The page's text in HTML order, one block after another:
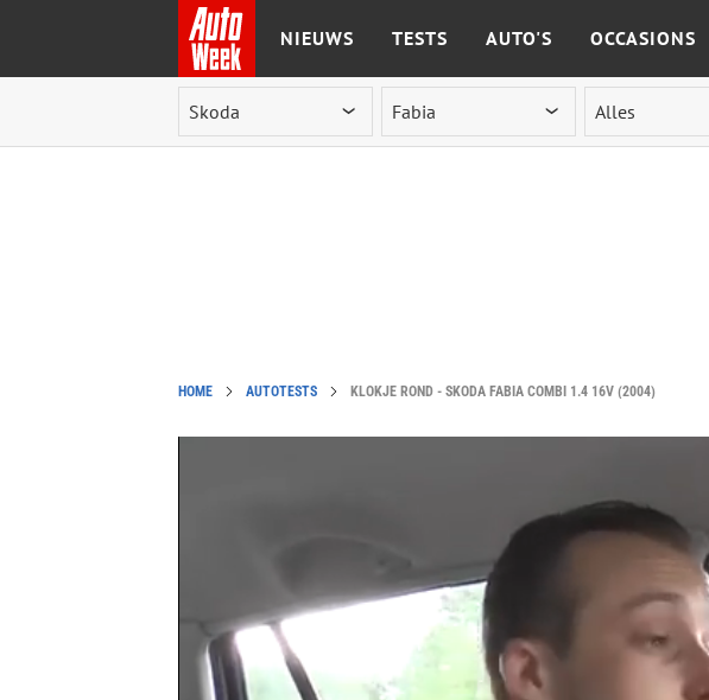
Ga naar de inhoud
NIEUWS TESTS AUTO'S OCCASIONS
HOME AUTOTESTS KLOKJE ROND - SKODA FABIA COMBI 1.4 16V (2004)